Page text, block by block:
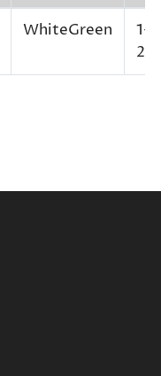
WhiteGreen
1-
2